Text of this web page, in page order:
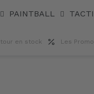
PAINTBALL
en stock Les